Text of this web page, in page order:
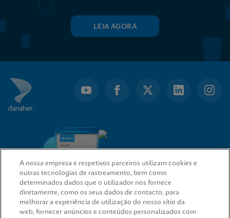
LEIA AGORA
A nossa empresa e respetivos parceiros utilizam cookies e
outras tecnologias de rastreamento, bem como
determinados dados que o utilizador nos fornece
diretamente, como os seus dados de contacto, para
melhorar a experiência de utilização do nosso sítio da
web, fornecer anúncios e conteúdos personalizados com